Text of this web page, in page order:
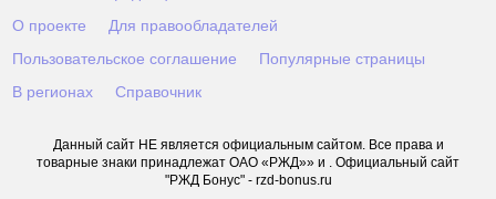
О проекте
Для правообладателей
Пользовательское соглашение
Популярные страницы
В регионах
Справочник
Данный сайт НЕ является официальным сайтом. Все права и
товарные знаки принадлежат ОАО «РЖД»» и . Официальный сайт
"РЖД Бонус" - rzd-bonus.ru